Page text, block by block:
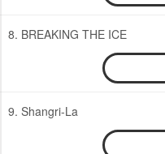
8. BREAKING THE ICE
9. Shangri-La